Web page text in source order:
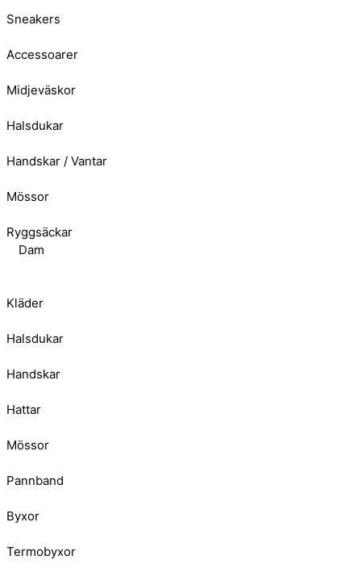
Sneakers
Accessoarer
Midjeväskor
Halsdukar
Handskar / Vantar
Mössor
Ryggsäckar
Dam
Kläder
Halsdukar
Handskar
Hattar
Mössor
Pannband
Byxor
Termobyxor